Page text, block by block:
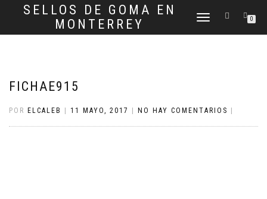
SELLOS DE GOMA EN
MONTERREY
CAMBIAR
0
FICHAE915
POR ELCALEB 11 MAYO, 2017 NO HAY COMENTARIOS